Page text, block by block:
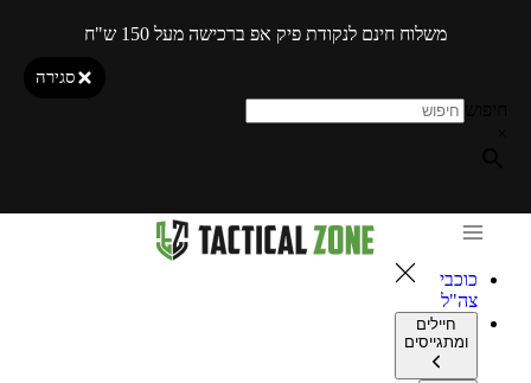
משלוח חינם לנקודת פיק אפ ברכישה מעל 150 ש"ח
סגירה
כוכבי
צה"ל
חיילים
ומתגייסים